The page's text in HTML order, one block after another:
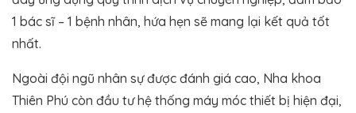
1 bác sĩ – 1 bệnh nhân, hứa hẹn sẽ mang lại kết quả tốt
nhất.
Ngoài đội ngũ nhân sự được đánh giá cao, Nha khoa
Thiên Phú còn đầu tư hệ thống máy móc thiết bị hiện đại,